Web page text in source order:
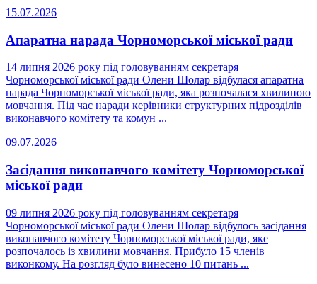
15.07.2026
Апаратна нарада Чорноморської міської ради
14 липня 2026 року під головуванням секретаря
Чорноморської міської ради Олени Шолар відбулася апаратна
нарада Чорноморської міської ради, яка розпочалася хвилиною
мовчання. Під час наради керівники структурних підрозділів
виконавчого комітету та комун ...
09.07.2026
Засідання виконавчого комітету Чорноморської
міської ради
09 липня 2026 року під головуванням секретаря
Чорноморської міської ради Олени Шолар відбулось засідання
виконавчого комітету Чорноморської міської ради, яке
розпочалось із хвилини мовчання. Прибуло 15 членів
виконкому. На розгляд було винесено 10 питань ...